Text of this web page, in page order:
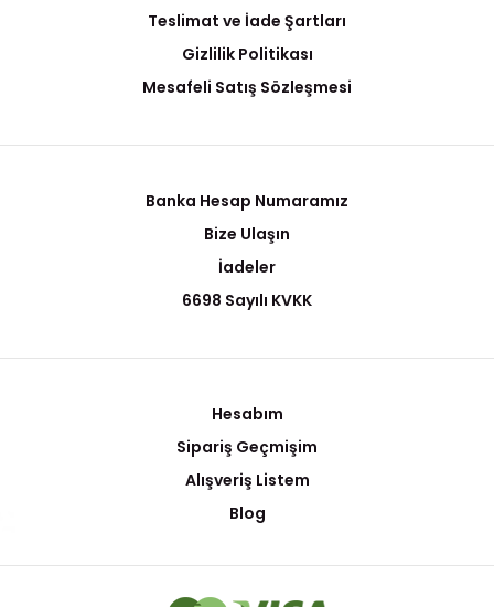
Teslimat ve İade Şartları
Gizlilik Politikası
Mesafeli Satış Sözleşmesi
Banka Hesap Numaramız
Bize Ulaşın
İadeler
6698 Sayılı KVKK
Hesabım
Sipariş Geçmişim
Alışveriş Listem
Blog